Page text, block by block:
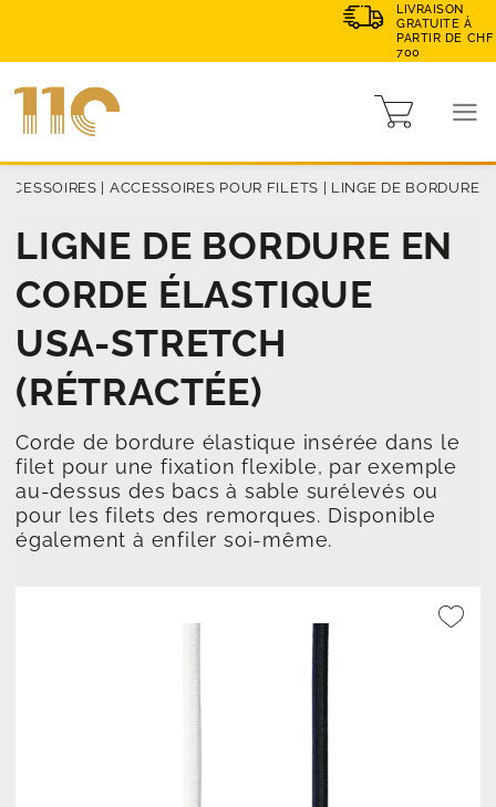
LIVRAISON
GRATUITE À
PARTIR DE CHF
700
ACCESSOIRES POUR FILETS LINGE DE BORDURE
LIGNE DE BORDURE EN
CORDE ÉLASTIQUE
USA-STRETCH
(RÉTRACTÉE)
Corde de bordure élastique insérée dans le
filet pour une fixation flexible, par exemple
au-dessus des bacs à sable surélevés ou
pour les filets des remorques. Disponible
également à enfiler soi-même.